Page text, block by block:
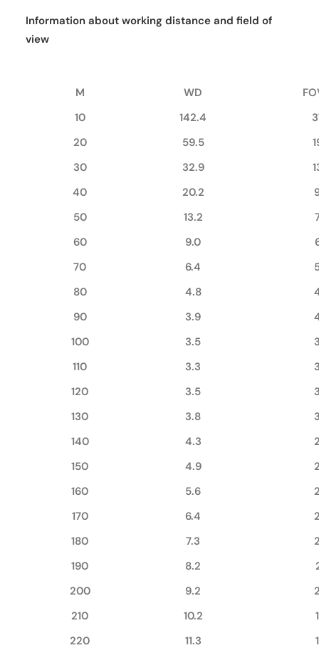
Information about working distance and field of
view
M WD
10
142.4
20
59.5
30
32.9
40
20.2
50
13.2
60
9.0
70
6.4
80
4.8
90
3.9
100
3.5
110
3.3
120
3.5
130
3.8
140
4.3
150
4.9
160
5.6
170
6.4
180
7.3
190
8.2
200
9.2
210
10.2
220
11.3